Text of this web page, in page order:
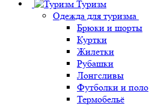
Туризм
Одежда для туризма
Брюки и шорты
Куртки
Жилетки
Рубашки
Лонгсливы
Футболки и поло
Термобельё